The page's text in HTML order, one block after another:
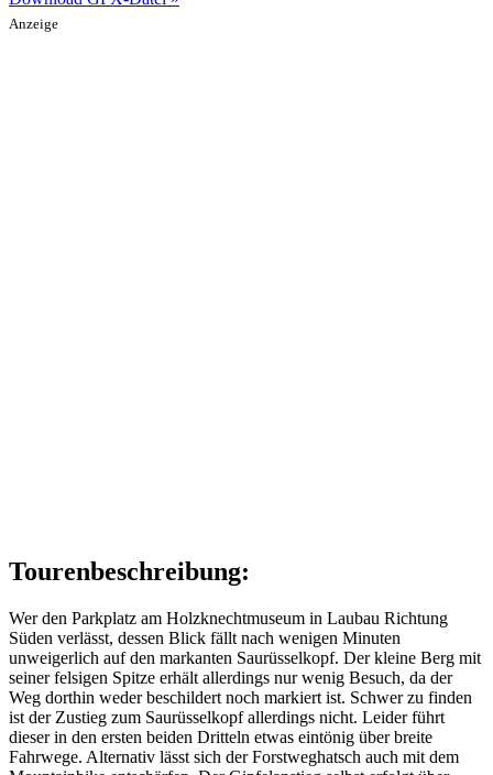
Anzeige
Tourenbeschreibung:
Wer den Parkplatz am Holzknechtmuseum in Laubau Richtung
Süden verlässt, dessen Blick fällt nach wenigen Minuten
unweigerlich auf den markanten Saurüsselkopf. Der kleine Berg mit
seiner felsigen Spitze erhält allerdings nur wenig Besuch, da der
Weg dorthin weder beschildert noch markiert ist. Schwer zu finden
ist der Zustieg zum Saurüsselkopf allerdings nicht. Leider führt
dieser in den ersten beiden Dritteln etwas eintönig über breite
Fahrwege. Alternativ lässt sich der Forstweghatsch auch mit dem